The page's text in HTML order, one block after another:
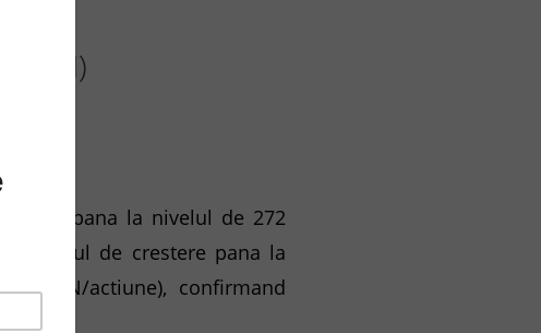
pana la nivelul de 272
de crestere pana la
RON/actiune), confirmand